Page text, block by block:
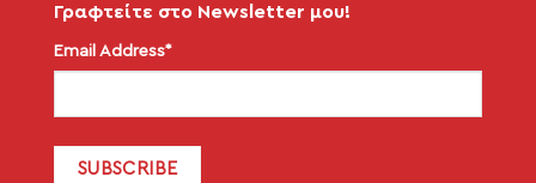
Γραφτείτε στο Newsletter μου!
Email Address*